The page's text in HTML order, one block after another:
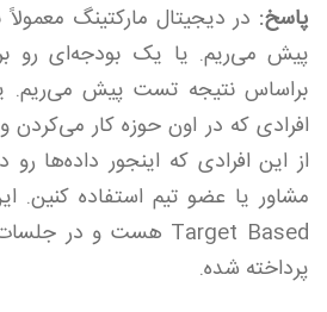
پاسخ: در دیجیتال مارکتینگ
پیش می‌ریم. یا یک بودجه‌ای رو
براساس نتیجه تست پیش می‌ریم.
افرادی که در اون حوزه کار می‌کردن
از این افرادی که اینجور داده‌ها رو
مشاور یا عضو تیم استفاده کنین.
پرداخته شده.